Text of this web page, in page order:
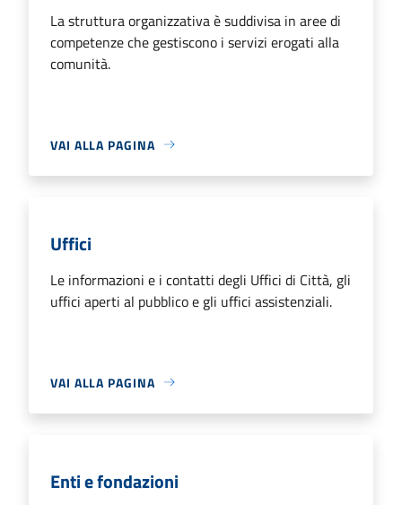
La struttura organizzativa è suddivisa in aree di
competenze che gestiscono i servizi erogati alla
comunità.
VAI ALLA PAGINA
Uffici
Le informazioni e i contatti degli Uffici di Città, gli
uffici aperti al pubblico e gli uffici assistenziali.
VAI ALLA PAGINA
Enti e fondazioni